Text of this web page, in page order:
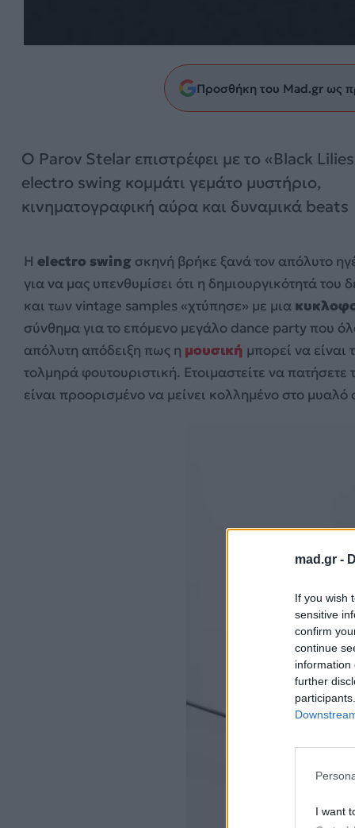
mad.gr -
If you wish
sensitive
confirm
continue
information
further
I want
Προσθήκη του Mad.gr ως
Ο Parov Stelar επιστρέφει με το «Black
electro swing κομμάτι γεμάτο μυστήριο,
κινηματογραφική αύρα και δυναμικά beats
Η electro swing σκηνή βρήκε ξανά τον απόλυτο
για να μας υπενθυμίσει ότι η δημιουργικότητά
και των vintage samples «χτύπησε» με μια
σύνθημα για το επόμενο μεγάλο dance party που
απόλυτη απόδειξη πως η μουσική μπορεί να είναι
τολμηρά φουτουριστική. Ετοιμαστείτε να
είναι προορισμένο να μείνει κολλημένο στο